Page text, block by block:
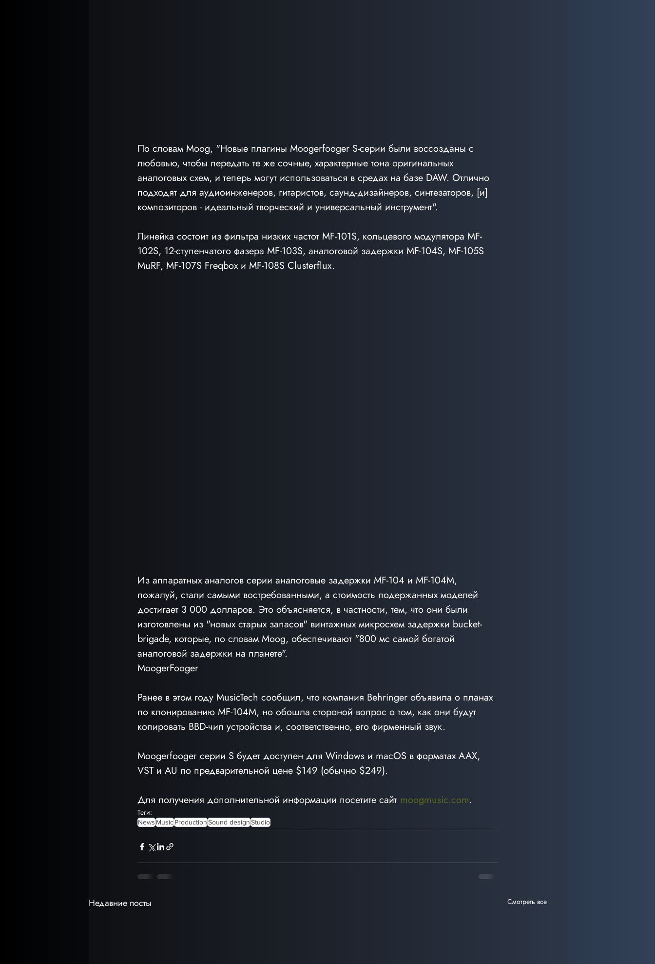
По словам Moog, "Новые плагины Moogerfooger S-серии были воссозданы с
любовью, чтобы передать те же сочные, характерные тона оригинальных
аналоговых схем, и теперь могут использоваться в средах на базе DAW. Отлично
подходят для аудиоинженеров, гитаристов, саунд-дизайнеров, синтезаторов, [и]
композиторов - идеальный творческий и универсальный инструмент".
Линейка состоит из фильтра низких частот MF-101S, кольцевого модулятора MF-
102S, 12-ступенчатого фазера MF-103S, аналоговой задержки MF-104S, MF-105S
MuRF, MF-107S Freqbox и MF-108S Clusterflux.
Из аппаратных аналогов серии аналоговые задержки MF-104 и MF-104M,
пожалуй, стали самыми востребованными, а стоимость подержанных моделей
достигает 3 000 долларов. Это объясняется, в частности, тем, что они были
изготовлены из "новых старых запасов" винтажных микросхем задержки bucket-
brigade, которые, по словам Moog, обеспечивают "800 мс самой богатой
аналоговой задержки на планете".
MoogerFooger
Ранее в этом году MusicTech сообщил, что компания Behringer объявила о планах
по клонированию MF-104M, но обошла стороной вопрос о том, как они будут
копировать BBD-чип устройства и, соответственно, его фирменный звук.
Moogerfooger серии S будет доступен для Windows и macOS в форматах AAX,
VST и AU по предварительной цене $149 (обычно $249).
Для получения дополнительной информации посетите сайт moogmusic.com.
Теги:
News MusicProductionSound designStudio
Недавние посты Смотреть все